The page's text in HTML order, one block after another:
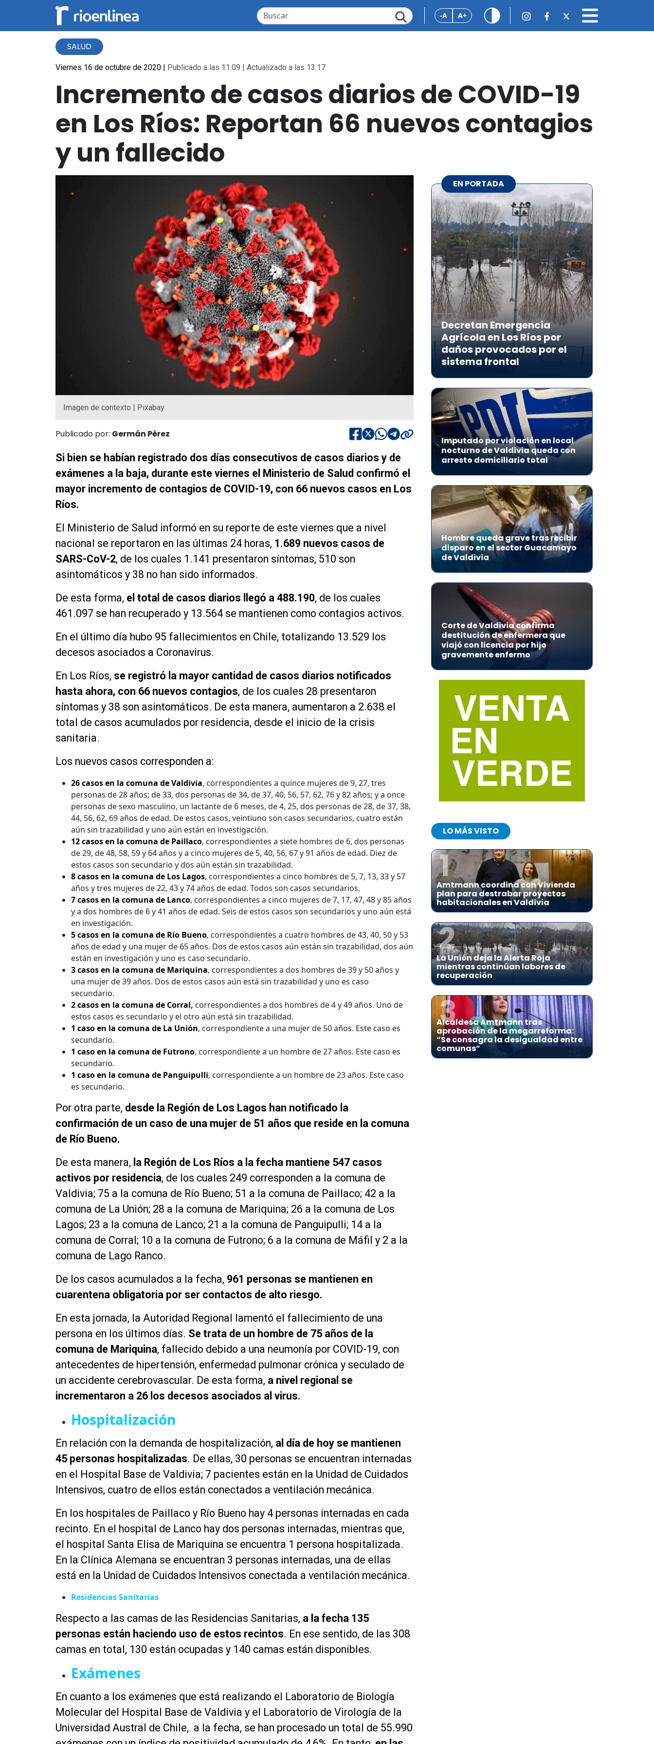
-A A+
SALUD
Viernes 16 de octubre de 2020 | Publicado a las 11:09 | Actualizado a las 13:17
Incremento de casos diarios de COVID-19
en Los Ríos: Reportan 66 nuevos contagios
y un fallecido
Imagen de contexto | Pixabay
Publicado por: Germán Pérez
Si bien se habían registrado dos días consecutivos de casos diarios y de
exámenes a la baja, durante este viernes el Ministerio de Salud confirmó el
mayor incremento de contagios de COVID-19, con 66 nuevos casos en Los
Ríos.
El Ministerio de Salud informó en su reporte de este viernes que a nivel
nacional se reportaron en las últimas 24 horas, 1.689 nuevos casos de
SARS-CoV-2, de los cuales 1.141 presentaron síntomas, 510 son
asintomáticos y 38 no han sido informados.
De esta forma, el total de casos diarios llegó a 488.190, de los cuales
461.097 se han recuperado y 13.564 se mantienen como contagios activos.
En el último día hubo 95 fallecimientos en Chile, totalizando 13.529 los
decesos asociados a Coronavirus.
En Los Ríos, se registró la mayor cantidad de casos diarios notificados
hasta ahora, con 66 nuevos contagios, de los cuales 28 presentaron
síntomas y 38 son asintomáticos. De esta manera, aumentaron a 2.638 el
total de casos acumulados por residencia, desde el inicio de la crisis
sanitaria.
Los nuevos casos corresponden a:
26 casos en la comuna de Valdivia, correspondientes a quince mujeres de 9, 27, tres
personas de 28 años; de 33, dos personas de 34, de 37, 40, 56, 57, 62, 76 y 82 años; y a once
personas de sexo masculino, un lactante de 6 meses, de 4, 25, dos personas de 28, de 37, 38,
44, 56, 62, 69 años de edad. De estos casos, veintiuno son casos secundarios, cuatro están
aún sin trazabilidad y uno aún están en investigación.
12 casos en la comuna de Paillaco, correspondientes a siete hombres de 6, dos personas
de 29, de 48, 58, 59 y 64 años y a cinco mujeres de 5, 40, 56, 67 y 91 años de edad. Diez de
estos casos son secundario y dos aún están sin trazabilidad.
8 casos en la comuna de Los Lagos, correspondientes a cinco hombres de 5, 7, 13, 33 y 57
años y tres mujeres de 22, 43 y 74 años de edad. Todos son casos secundarios.
7 casos en la comuna de Lanco, correspondientes a cinco mujeres de 7, 17, 47, 48 y 85 años
y a dos hombres de 6 y 41 años de edad. Seis de estos casos son secundarios y uno aún está
en investigación.
5 casos en la comuna de Río Bueno, correspondientes a cuatro hombres de 43, 40, 50 y 53
años de edad y una mujer de 65 años. Dos de estos casos aún están sin trazabilidad, dos aún
están en investigación y uno es caso secundario.
3 casos en la comuna de Mariquina, correspondientes a dos hombres de 39 y 50 años y
una mujer de 39 años. Dos de estos casos aún está sin trazabilidad y uno es caso
secundario.
2 casos en la comuna de Corral, correspondientes a dos hombres de 4 y 49 años. Uno de
estos casos es secundario y el otro aún está sin trazabilidad.
1 caso en la comuna de La Unión, correspondiente a una mujer de 50 años. Este caso es
secundario.
1 caso en la comuna de Futrono, correspondiente a un hombre de 27 años. Este caso es
secundario.
1 caso en la comuna de Panguipulli, correspondiente a un hombre de 23 años. Este caso
es secundario.
Por otra parte, desde la Región de Los Lagos han notificado la
confirmación de un caso de una mujer de 51 años que reside en la comuna
de Río Bueno.
De esta manera, la Región de Los Ríos a la fecha mantiene 547 casos
activos por residencia, de los cuales 249 corresponden a la comuna de
Valdivia; 75 a la comuna de Río Bueno; 51 a la comuna de Paillaco; 42 a la
comuna de La Unión; 28 a la comuna de Mariquina; 26 a la comuna de Los
Lagos; 23 a la comuna de Lanco; 21 a la comuna de Panguipulli; 14 a la
comuna de Corral; 10 a la comuna de Futrono; 6 a la comuna de Máfil y 2 a la
comuna de Lago Ranco.
De los casos acumulados a la fecha, 961 personas se mantienen en
cuarentena obligatoria por ser contactos de alto riesgo.
En esta jornada, la Autoridad Regional lamentó el fallecimiento de una
persona en los últimos días. Se trata de un hombre de 75 años de la
comuna de Mariquina, fallecido debido a una neumonía por COVID-19, con
antecedentes de hipertensión, enfermedad pulmonar crónica y seculado de
un accidente cerebrovascular. De esta forma, a nivel regional se
incrementaron a 26 los decesos asociados al virus.
Hospitalización
En relación con la demanda de hospitalización, al día de hoy se mantienen
45 personas hospitalizadas. De ellas, 30 personas se encuentran internadas
en el Hospital Base de Valdivia; 7 pacientes están en la Unidad de Cuidados
Intensivos, cuatro de ellos están conectados a ventilación mecánica.
En los hospitales de Paillaco y Río Bueno hay 4 personas internadas en cada
recinto. En el hospital de Lanco hay dos personas internadas, mientras que,
el hospital Santa Elisa de Mariquina se encuentra 1 persona hospitalizada.
En la Clínica Alemana se encuentran 3 personas internadas, una de ellas
está en la Unidad de Cuidados Intensivos conectada a ventilación mecánica.
Residencias Sanitarias
Respecto a las camas de las Residencias Sanitarias, a la fecha 135
personas están haciendo uso de estos recintos. En ese sentido, de las 308
camas en total, 130 están ocupadas y 140 camas están disponibles.
Exámenes
En cuanto a los exámenes que está realizando el Laboratorio de Biología
Molecular del Hospital Base de Valdivia y el Laboratorio de Virología de la
Universidad Austral de Chile, a la fecha, se han procesado un total de 55.990
EN PORTADA
Decretan Emergencia
Agrícola en Los Ríos por
daños provocados por el
sistema frontal
Imputado por violación en local
nocturno de Valdivia queda con
arresto domiciliario total
Hombre queda grave tras recibir
disparo en el sector Guacamayo
de Valdivia
Corte de Valdivia confirma
destitución de enfermera que
viajó con licencia por hijo
gravemente enfermo
LO MÁS VISTO
1
Amtmann coordina con Vivienda
plan para destrabar proyectos
habitacionales en Valdivia
2
La Unión deja la Alerta Roja
mientras continúan labores de
recuperación
3
Alcaldesa Amtmann tras
aprobación de la megarreforma:
“Se consagra la desigualdad entre
comunas”